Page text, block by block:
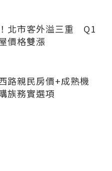
北市客外溢三重 Q1
價格雙漲
路親民房價+成熟機
族務實選項